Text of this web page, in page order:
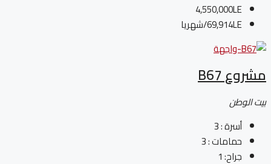
4,550,000LE
69,914LE/شهريا
مشروع B67
بيت الوطن
أسرة :3
حمامات :3
جراح:1